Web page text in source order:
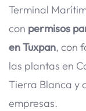
Terminal
con permisos
en Tuxpan, con
las plantas en
Tierra Blanca y
empresas.